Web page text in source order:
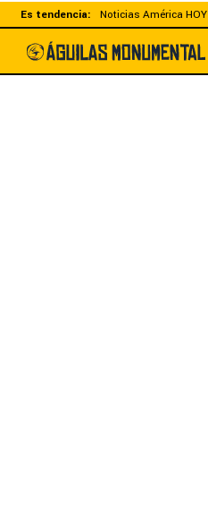
Es tendencia: Noticias América HOY